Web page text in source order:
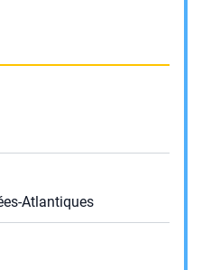
Atlantiques